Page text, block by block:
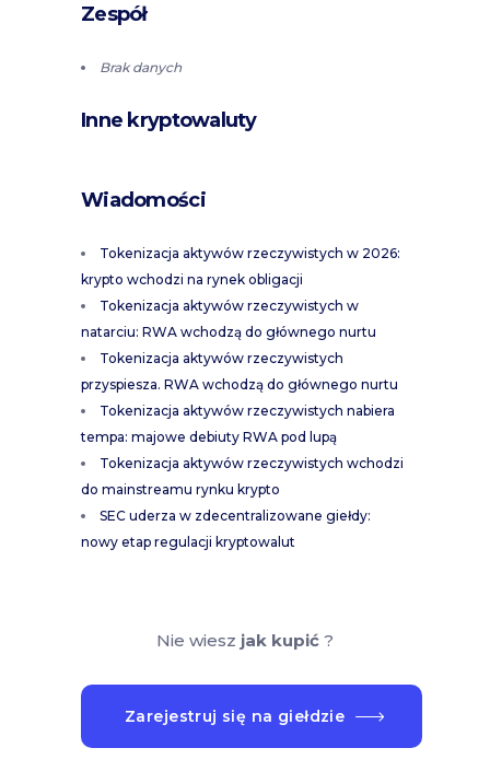
Zespół
Brak danych
Inne kryptowaluty
Wiadomości
Tokenizacja aktywów rzeczywistych w 2026:
krypto wchodzi na rynek obligacji
Tokenizacja aktywów rzeczywistych w
natarciu: RWA wchodzą do głównego nurtu
Tokenizacja aktywów rzeczywistych
przyspiesza. RWA wchodzą do głównego nurtu
Tokenizacja aktywów rzeczywistych nabiera
tempa: majowe debiuty RWA pod lupą
Tokenizacja aktywów rzeczywistych wchodzi
do mainstreamu rynku krypto
SEC uderza w zdecentralizowane giełdy:
nowy etap regulacji kryptowalut
Nie wiesz jak kupić?
Zarejestruj się na giełdzie